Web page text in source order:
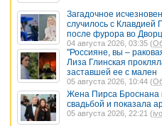
Загадочное
случилось с Клавдией
после фурора во
04 августа 2026, 03:35 (
"Россияне, вы –
Лиза Глинская
заставшей ее с мален
05 августа 2026, 10:44 (
Жена Пирса Броснана
свадьбой и показала
05 августа 2026, 22:21 (